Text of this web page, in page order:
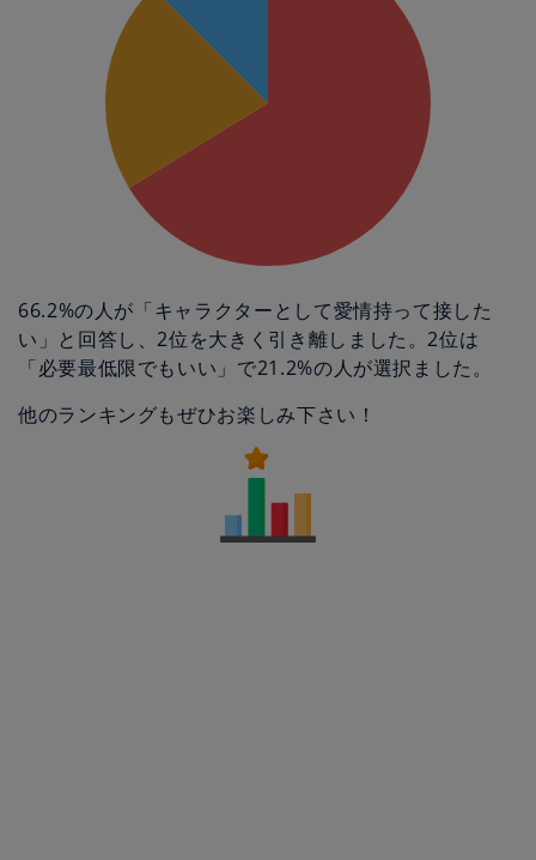
66.2%の人が「キャラクターとして愛情持って接した
い」と回答し、2位を大きく引き離しました。2位は
「必要最低限でもいい」で21.2%の人が選択ました。
他のランキングもぜひお楽しみ下さい！